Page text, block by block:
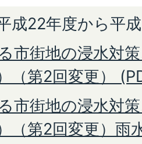
成22年度から平
市街地の浸水対
（第2回変更）
市街地の浸水対
（第2回変更）雨